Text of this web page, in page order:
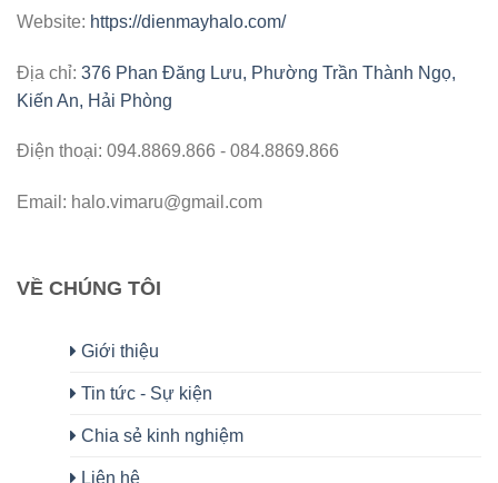
Website: https://dienmayhalo.com/
Địa chỉ: 376 Phan Đăng Lưu, Phường Trần Thành Ngọ,
Kiến An, Hải Phòng
Điện thoại: 094.8869.866 - 084.8869.866
Email: halo.vimaru@gmail.com
VỀ CHÚNG TÔI
Giới thiệu
Tin tức - Sự kiện
Chia sẻ kinh nghiệm
Liên hệ